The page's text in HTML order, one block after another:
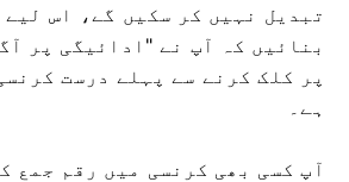
تبدیل نہیں کر سکیں گے، اس
بنائیں کہ آپ نے "ادائیگی پر
پر کلک کرنے سے پہلے درست
ہے۔
آپ کسی بھی کرنسی میں رقم جمع